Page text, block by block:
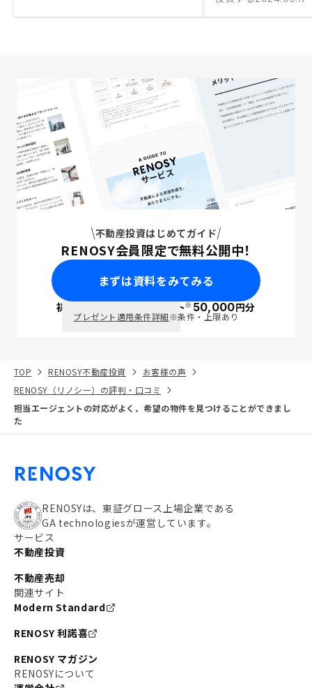
不動産投資はじめてガイド
RENOSY会員限定で無料公開中！
まずは資料をみてみる
初回面談で ポイント※50,000円分
プレゼント適用条件詳細※条件・上限あり
TOP RENOSY不動産投資
お客様の声
RENOSY（リノシー）の評判・口コミ
担当エージェントの対応がよく、希望の物件を見つけることができまし
た
RENOSYは、東証グロース上場企業である
GA technologiesが運営しています。
サービス
不動産投資
不動産売却
関連サイト
Modern Standard
RENOSY 利諾喜
RENOSY マガジン
RENOSYについて